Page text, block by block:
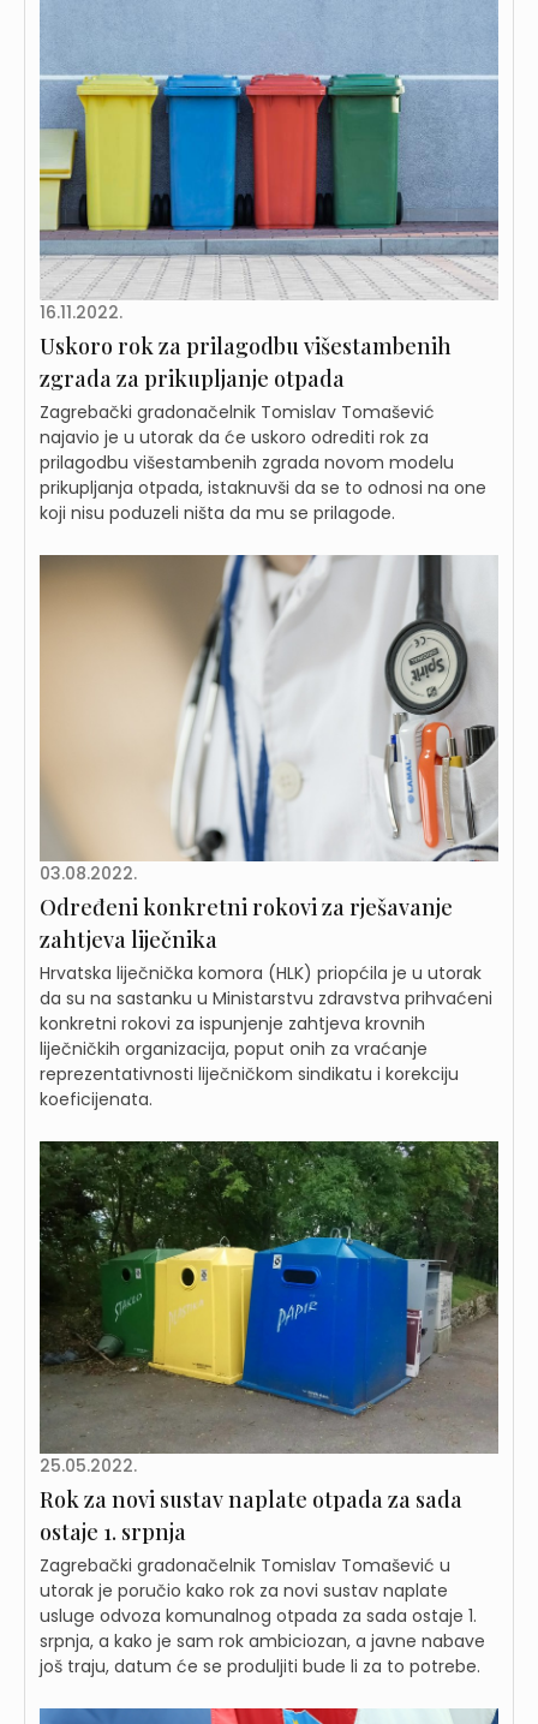
16.11.2022.
Uskoro rok za prilagodbu višestambenih
zgrada za prikupljanje otpada
Zagrebački gradonačelnik Tomislav Tomašević
najavio je u utorak da će uskoro odrediti rok za
prilagodbu višestambenih zgrada novom modelu
prikupljanja otpada, istaknuvši da se to odnosi na one
koji nisu poduzeli ništa da mu se prilagode.
03.08.2022.
Određeni konkretni rokovi za rješavanje
zahtjeva liječnika
Hrvatska liječnička komora (HLK) priopćila je u utorak
da su na sastanku u Ministarstvu zdravstva prihvaćeni
konkretni rokovi za ispunjenje zahtjeva krovnih
liječničkih organizacija, poput onih za vraćanje
reprezentativnosti liječničkom sindikatu i korekciju
koeficijenata.
25.05.2022.
Rok za novi sustav naplate otpada za sada
ostaje 1. srpnja
Zagrebački gradonačelnik Tomislav Tomašević u
utorak je poručio kako rok za novi sustav naplate
usluge odvoza komunalnog otpada za sada ostaje 1.
srpnja, a kako je sam rok ambiciozan, a javne nabave
još traju, datum će se produljiti bude li za to potrebe.